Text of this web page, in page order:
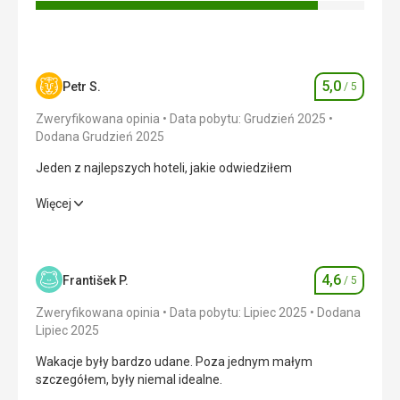
Petr S. Ocena
5,0 / 5
Zweryfikowana opinia
Data pobytu: Grudzień 2025
Dodana Grudzień 2025
Jeden z najlepszych hoteli, jakie odwiedziłem
Jeden z najlepszych hoteli, jakie odwiedziłem
Zakwaterowanie 5,0/ 5
Okolica 5,0/ 5
Cena
Więcej
František P. Ocena
4,6 / 5
Zweryfikowana opinia Data pobytu: Lipiec 2025
Dodana
Lipiec 2025
Wakacje były bardzo udane. Poza jednym małym
szczegółem, były niemal idealne.